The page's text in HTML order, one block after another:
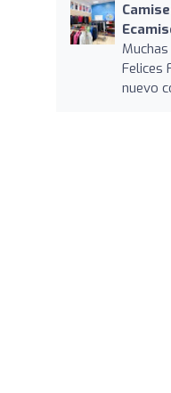
Felices
nuevo